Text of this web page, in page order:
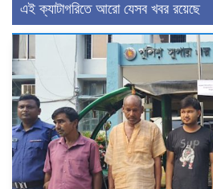
এই ক্যাটাগরিতে আরো যেসব খবর রয়েছে